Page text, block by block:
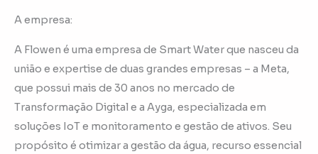
A empresa:
A Flowen é uma empresa de Smart Water que nasceu da
união e expertise de duas grandes empresas – a Meta,
que possui mais de 30 anos no mercado de
Transformação Digital e a Ayga, especializada em
soluções IoT e monitoramento e gestão de ativos. Seu
propósito é otimizar a gestão da água, recurso essencial